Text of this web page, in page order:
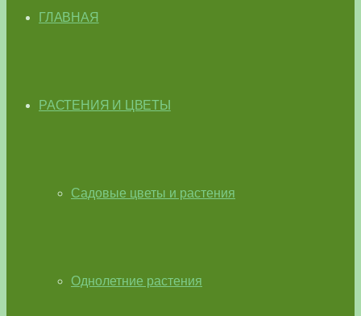
ГЛАВНАЯ
РАСТЕНИЯ И ЦВЕТЫ
Садовые цветы и растения
Однолетние растения